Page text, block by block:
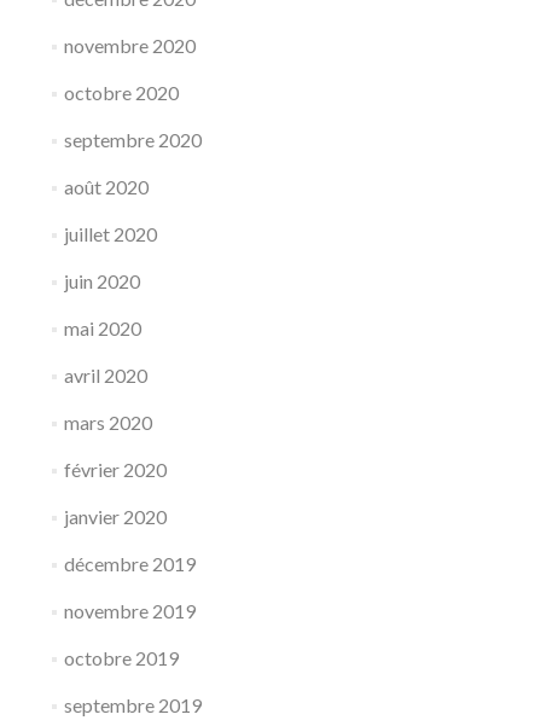
novembre 2020
octobre 2020
septembre 2020
août 2020
juillet 2020
juin 2020
mai 2020
avril 2020
mars 2020
février 2020
janvier 2020
décembre 2019
novembre 2019
octobre 2019
septembre 2019